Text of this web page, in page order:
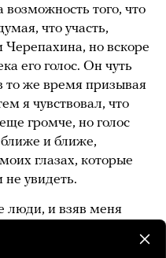
возможность того, что
что участь,
Черепахина, но вскоре
его голос. Он чуть
то же время призывая
я чувствовал, что
громче, но голос
и ближе,
глазах, которые
не увидеть.
люди, и взяв меня
откопал, вытащили
с моими книгами, они